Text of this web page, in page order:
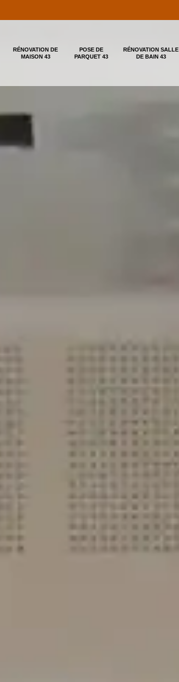
RÉNOVATION DE
MAISON 43
POSE DE
PARQUET 43
RÉNOVATION SALLE
DE BAIN 43